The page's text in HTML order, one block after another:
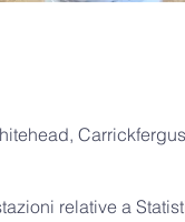
relative a